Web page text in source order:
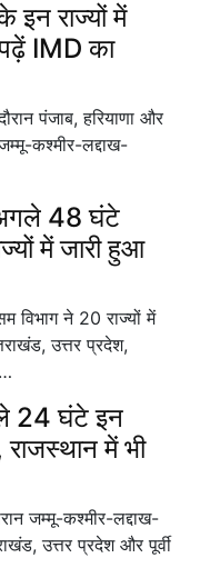
राज्यों में
IMD का
पंजाब, हरियाणा और
कश्मीर-लद्दाख-
48 घंटे
में जारी हुआ
ने 20 राज्यों में
उत्तर प्रदेश,
24 घंटे इन
राजस्थान में भी
जम्मू-कश्मीर-लद्दाख-
उत्तर प्रदेश और पूर्वी